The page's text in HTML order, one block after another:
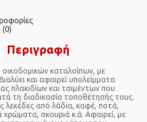
(0)
Περιγραφή
οικοδομικών καταλοίπων, με
και αφαιρεί υπολείμματα
πλακιδίων και τσιμέντων που
τη διαδικασία τοποθέτησής τους.
λεκέδες από λάδια, καφέ, ποτά,
χρώματα, σκουριά κ.ά. Αφαιρεί, με